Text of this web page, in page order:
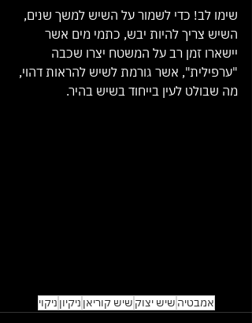
שימו לב! כדי לשמור על השיש למשך שנים,
השיש צריך להיות יבש, כתמי מים אשר
יישארו זמן רב על המשטח יצרו שכבה
"ערפילית", אשר גורמת לשיש להראות דהוי,
מה שבולט לעין בייחוד בשיש בהיר.
אמבטיה שיש יצוק שיש קוריאן ניקיון ניקוי